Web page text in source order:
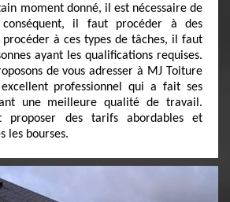
moment donné, il est nécessaire de
conséquent, il faut procéder à des
procéder à ces types de tâches, il faut
ayant les qualifications requises.
de vous adresser à MJ Toiture
professionnel qui a fait ses
une meilleure qualité de travail.
proposer des tarifs abordables et
les bourses.